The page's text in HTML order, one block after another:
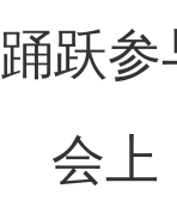
踊跃参
会上